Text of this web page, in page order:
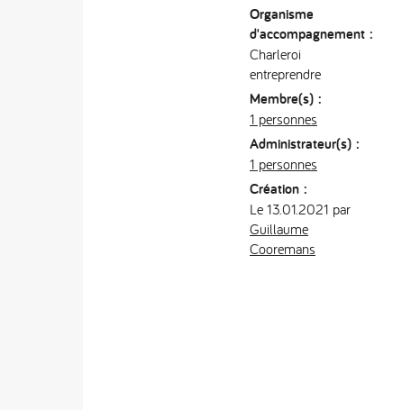
Organisme
d'accompagnement :
Charleroi
entreprendre
Membre(s) :
1 personnes
Administrateur(s) :
1 personnes
Création :
Le 13.01.2021 par
Guillaume
Cooremans